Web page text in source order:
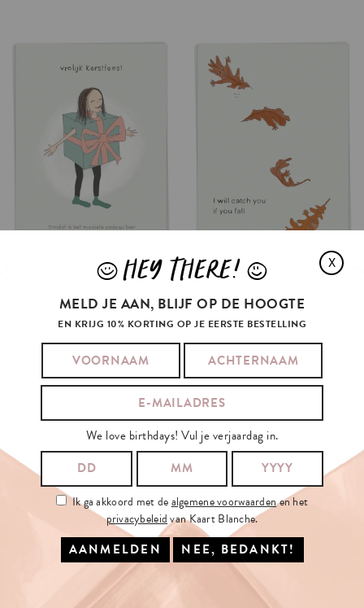
X
JHEY THERE! L
MELD JE AAN, BLIJF OP DE HOOGTE
EN KRIJG 10% KORTING OP JE EERSTE BESTELLING
We love birthdays! Vul je verjaardag in.
Ik ga akkoord met dealgemene voorwaardenen het
privacybeleidvan Kaart Blanche.